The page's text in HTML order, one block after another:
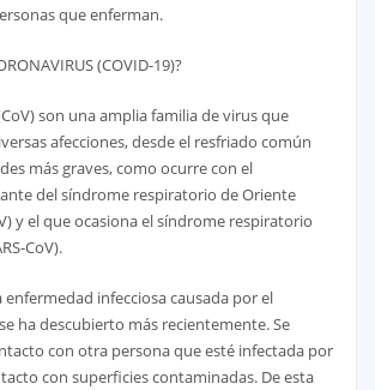
que enferman.
(COVID-19)?
son una amplia familia de virus que
afecciones, desde el resfriado común
más graves, como ocurre con el
del síndrome respiratorio de Oriente
y el que ocasiona el síndrome respiratorio
CoV).
enfermedad infecciosa causada por el
ha descubierto más recientemente. Se
con otra persona que esté infectada por
con superficies contaminadas. De esta